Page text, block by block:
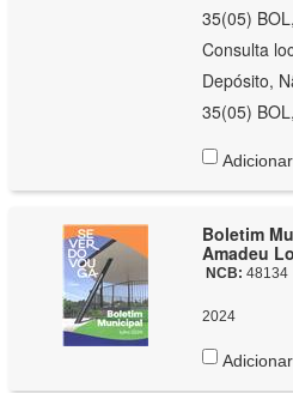
35(05)
Consulta
Depósito,
35(05)
Boletim
Amadeu
NCB:48134
2024